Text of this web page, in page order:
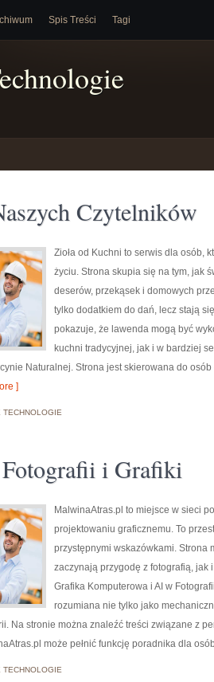
Spis Treści Tagi
Czytelników
Zioła od Kuchni to serwis dla osób,
życiu. Strona skupia się na tym, jak
deserów, przekąsek i domowych
tylko dodatkiem do dań, lecz stają
pokazuje, że lawenda mogą być
kuchni tradycyjnej, jak i w bardziej
Naturalnej. Strona jest skierowana do
]
TECHNOLOGIE
i Grafiki
MalwinaAtras.pl to miejsce w sieci
projektowaniu graficznemu. To
przystępnymi wskazówkami. Strona
zaczynają przygodę z fotografią, jak
Grafika Komputerowa i AI w
rozumiana nie tylko jako
Na stronie można znaleźć treści związane z
może pełnić funkcję poradnika dla
TECHNOLOGIE